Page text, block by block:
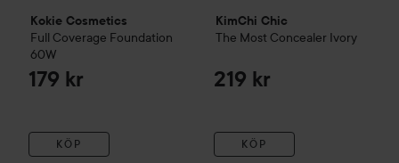
Kokie Cosmetics
Full Coverage Foundation
60W
179 kr
KÖP
KimChi Chic
The Most Concealer Ivory
219 kr
KÖP